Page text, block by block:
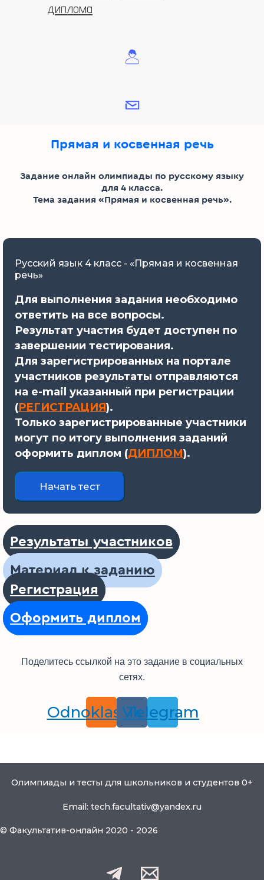
диплома
Прямая и косвенная речь
Задание онлайн олимпиады по русскому языку
для 4 класса.
Тема задания «Прямая и косвенная речь».
Русский язык 4 класс - «Прямая и косвенная
речь»
Для выполнения задания необходимо
ответить на все вопросы.
Результат участия будет доступен по
завершении тестирования.
Для зарегистрированных на портале
участников результаты отправляются
на e-mail указанный при регистрации
(РЕГИСТРАЦИЯ).
Только зарегистрированные участники
могут по итогу выполнения заданий
оформить диплом (ДИПЛОМ).
Результаты участников
Материал к заданию
Регистрация
Оформить диплом
Поделитесь ссылкой на это задание в социальных
сетях.
Odnoklassniki
Vk
Telegram
Олимпиады и тесты для школьников и студентов 0+
Email: tech.facultativ@yandex.ru
© Факультатив-онлайн 2020 - 2026